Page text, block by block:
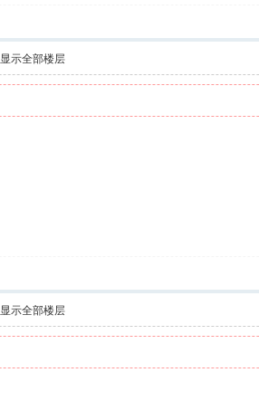
显示全部楼层
显示全部楼层